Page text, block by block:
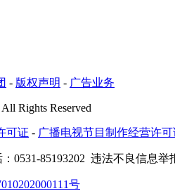
- 版权声明 - 广告业务
Rights Reserved
可证 - 广播电视节目制作经营许可
0531-85193202 违法不良信息举
号